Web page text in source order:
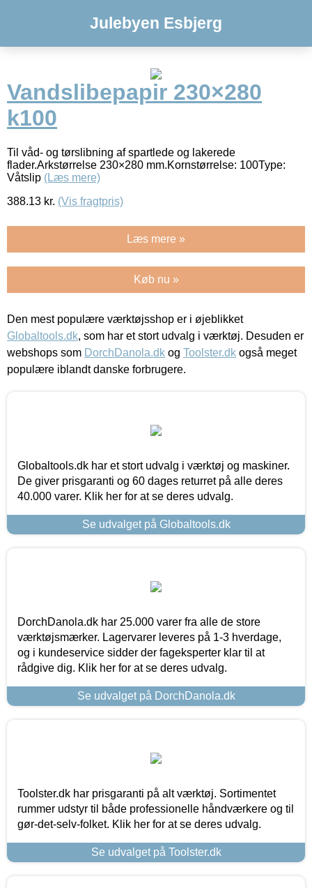
Julebyen Esbjerg
Vandslibepapir 230×280
k100
Til våd- og tørslibning af spartlede og lakerede
flader.Arkstørrelse 230×280 mm.Kornstørrelse: 100Type:
Våtslip (Læs mere)
388.13 kr. (Vis fragtpris)
Læs mere »
Køb nu »
Den mest populære værktøjsshop er i øjeblikket
Globaltools.dk, som har et stort udvalg i værktøj. Desuden er
webshops som DorchDanola.dk og Toolster.dk også meget
populære iblandt danske forbrugere.
Globaltools.dk har et stort udvalg i værktøj og maskiner.
De giver prisgaranti og 60 dages returret på alle deres
40.000 varer. Klik her for at se deres udvalg.
Se udvalget på Globaltools.dk
DorchDanola.dk har 25.000 varer fra alle de store
værktøjsmærker. Lagervarer leveres på 1-3 hverdage,
og i kundeservice sidder der fageksperter klar til at
rådgive dig. Klik her for at se deres udvalg.
Se udvalget på DorchDanola.dk
Toolster.dk har prisgaranti på alt værktøj. Sortimentet
rummer udstyr til både professionelle håndværkere og til
gør-det-selv-folket. Klik her for at se deres udvalg.
Se udvalget på Toolster.dk